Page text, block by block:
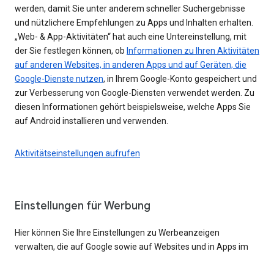
werden, damit Sie unter anderem schneller Suchergebnisse
und nützlichere Empfehlungen zu Apps und Inhalten erhalten.
„Web- & App-Aktivitäten“ hat auch eine Untereinstellung, mit
der Sie festlegen können, ob Informationen zu Ihren Aktivitäten
auf anderen Websites, in anderen Apps und auf Geräten, die
Google-Dienste nutzen, in Ihrem Google-Konto gespeichert und
zur Verbesserung von Google-Diensten verwendet werden. Zu
diesen Informationen gehört beispielsweise, welche Apps Sie
auf Android installieren und verwenden.
Aktivitätseinstellungen aufrufen
Einstellungen für Werbung
Hier können Sie Ihre Einstellungen zu Werbeanzeigen
verwalten, die auf Google sowie auf Websites und in Apps im